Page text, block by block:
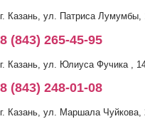
г. Казань, ул. Патриса Лумумбы,
8 (843) 265-45-95
г. Казань, ул. Юлиуса Фучика ,
8 (843) 248-01-08
г. Казань, ул. Маршала Чуйкова,